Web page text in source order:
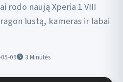
rodo naują Xperia 1 VIII
lustą, kameras ir labai
09 3 Minutės